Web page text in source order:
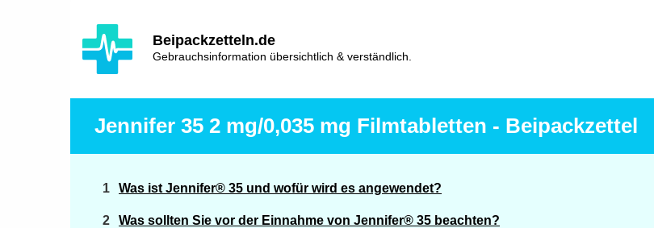
Beipackzetteln.de
Gebrauchsinformation übersichtlich & verständlich.
Hlavní
navigace
Jennifer 35 2 mg/0,035 mg Filmtabletten - Beipackzettel
Was ist Jennifer® 35 und wofür wird es angewendet?
Was sollten Sie vor der Einnahme von Jennifer® 35 beachten?